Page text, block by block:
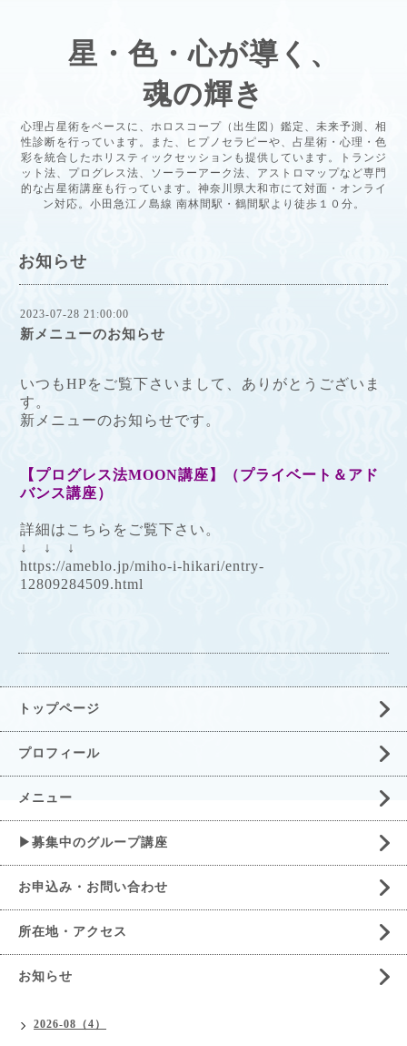
星・色・心が導く、
魂の輝き
心理占星術をベースに、ホロスコープ（出生図）鑑定、未来予測、相
性診断を行っています。また、ヒプノセラピーや、占星術・心理・色
彩を統合したホリスティックセッションも提供しています。トランジ
ット法、プログレス法、ソーラーアーク法、アストロマップなど専門
的な占星術講座も行っています。神奈川県大和市にて対面・オンライ
ン対応。小田急江ノ島線 南林間駅・鶴間駅より徒歩１０分。
お知らせ
2023-07-28 21:00:00
新メニューのお知らせ
いつもHPをご覧下さいまして、ありがとうございま
す。
新メニューのお知らせです。
【プログレス法MOON講座】（プライベート＆アド
バンス講座）
詳細はこちらをご覧下さい。
↓ ↓ ↓
https://ameblo.jp/miho-i-hikari/entry-
12809284509.html
トップページ
プロフィール
メニュー
▶募集中のグループ講座
お申込み・お問い合わせ
所在地・アクセス
お知らせ
2026-08（4）